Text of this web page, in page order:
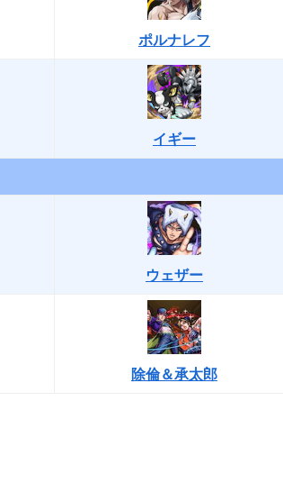
ポルナレフ
イギー
ウェザー
除倫＆承太郎